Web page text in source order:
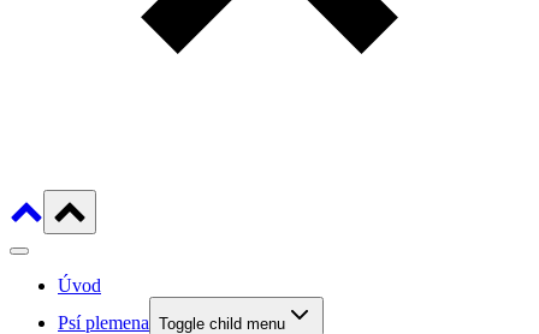
Úvod
Psí plemena Toggle child menu